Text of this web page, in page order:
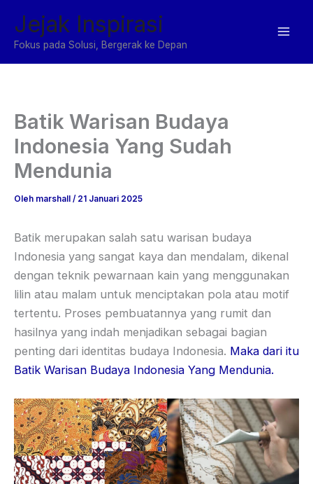
konten
Jejak Inspirasi
Fokus pada Solusi, Bergerak ke Depan
Batik Warisan Budaya
Indonesia Yang Sudah
Mendunia
Oleh marshall / 21 Januari 2025
Batik merupakan salah satu warisan budaya
Indonesia yang sangat kaya dan mendalam, dikenal
dengan teknik pewarnaan kain yang menggunakan
lilin atau malam untuk menciptakan pola atau motif
tertentu. Proses pembuatannya yang rumit dan
hasilnya yang indah menjadikan sebagai bagian
penting dari identitas budaya Indonesia. Maka dari itu
Batik Warisan Budaya Indonesia Yang Mendunia.